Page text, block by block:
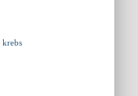
krebs